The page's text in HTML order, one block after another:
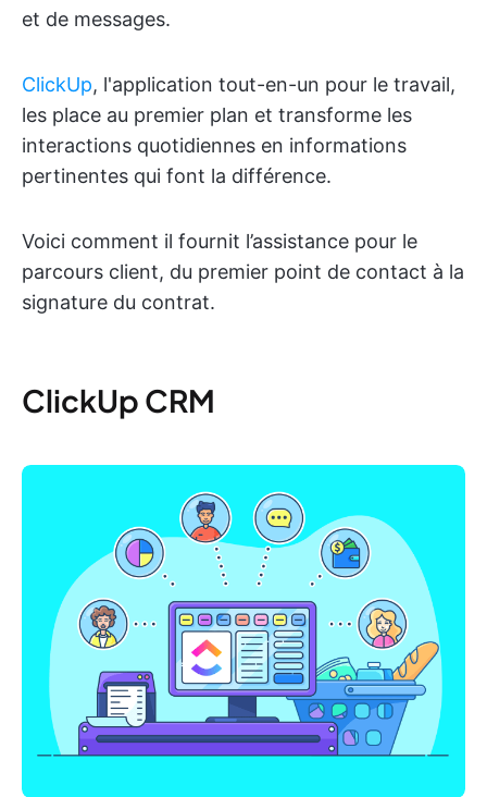
et de messages.
ClickUp, l'application tout-en-un pour le travail,
les place au premier plan et transforme les
interactions quotidiennes en informations
pertinentes qui font la différence.
Voici comment il fournit l’assistance pour le
parcours client, du premier point de contact à la
signature du contrat.
ClickUp CRM